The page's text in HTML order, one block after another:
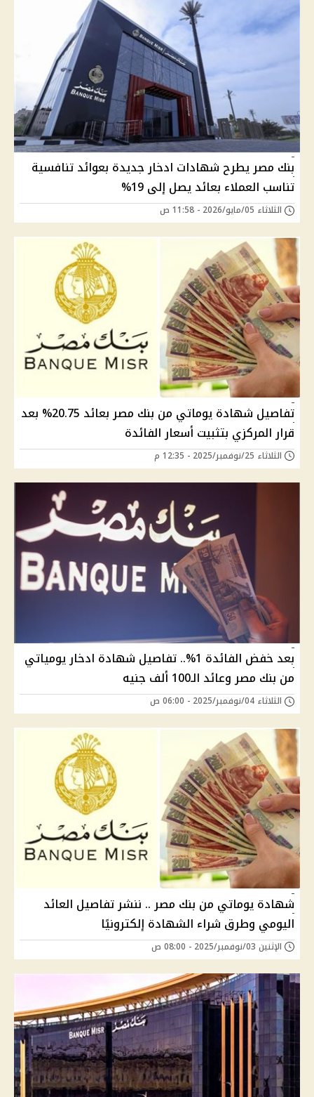
بنك مصر يطرح شهادات ادخار جديدة بعوائد تنافسية
تناسب العملاء بعائد يصل إلى 19%
الثلاثاء 05/مايو/2026 - 11:58 ص
تفاصيل شهادة يوماتي من بنك مصر بعائد 20.75% بعد
قرار المركزي بتثبيت أسعار الفائدة
الثلاثاء 25/نوفمبر/2025 - 12:35 م
بعد خفض الفائدة 1%.. تفاصيل شهادة ادخار يومياتي
من بنك مصر وعائد الـ100 ألف جنيه
الثلاثاء 04/نوفمبر/2025 - 06:00 ص
شهادة يوماتي من بنك مصر .. ننشر تفاصيل العائد
اليومي وطرق شراء الشهادة إلكترونيًا
الإثنين 03/نوفمبر/2025 - 08:00 ص